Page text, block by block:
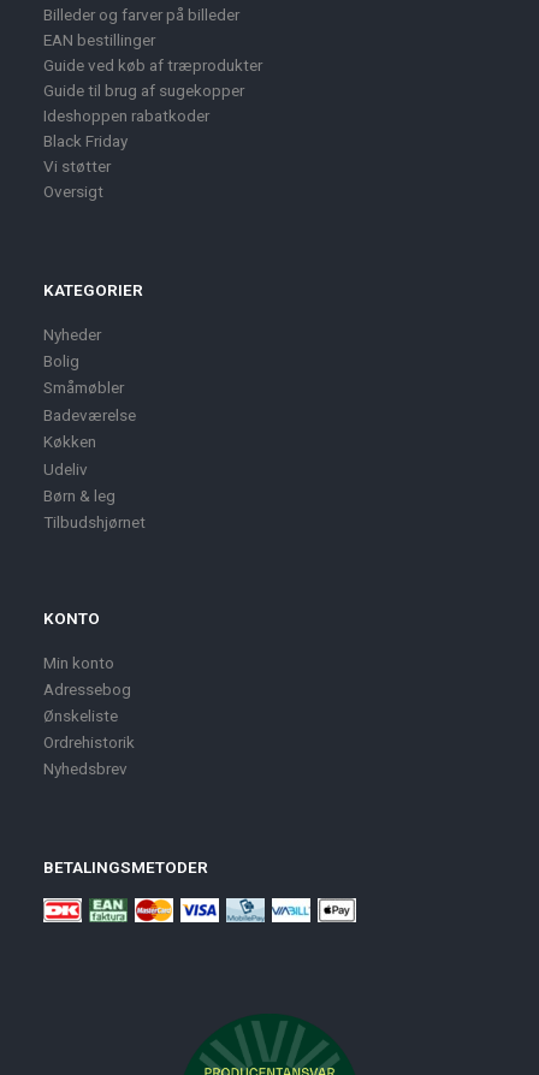
Billeder og farver på billeder
EAN bestillinger
Guide ved køb af træprodukter
Guide til brug af sugekopper
Ideshoppen rabatkoder
Black Friday
Vi støtter
Oversigt
KATEGORIER
Nyheder
Bolig
Småmøbler
Badeværelse
Køkken
Udeliv
Børn & leg
Tilbudshjørnet
KONTO
Min konto
Adressebog
Ønskeliste
Ordrehistorik
Nyhedsbrev
BETALINGSMETODER